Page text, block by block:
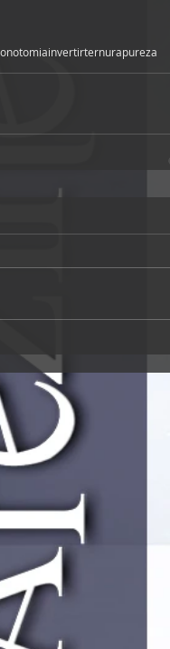
invertirternurapureza